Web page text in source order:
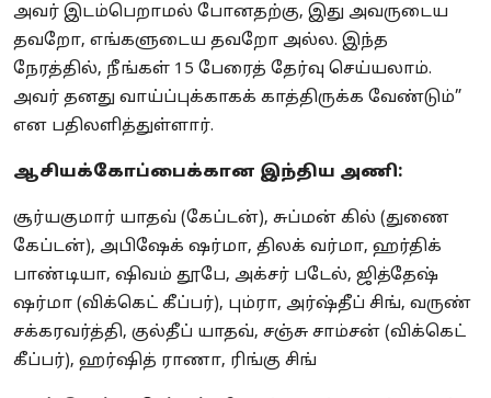
அவர் இடம்பெறாமல் போனதற்கு, இது அவருடைய
தவறோ, எங்களுடைய தவறோ அல்ல. இந்த
நேரத்தில், நீங்கள் 15 பேரைத் தேர்வு செய்யலாம்.
அவர் தனது வாய்ப்புக்காகக் காத்திருக்க வேண்டும்”
என பதிலளித்துள்ளார்.
ஆசியக்கோப்பைக்கான இந்திய அணி:
சூர்யகுமார் யாதவ் (கேப்டன்), சுப்மன் கில் (துணை
கேப்டன்), அபிஷேக் ஷர்மா, திலக் வர்மா, ஹர்திக்
பாண்டியா, ஷிவம் தூபே, அக்சர் படேல், ஜித்தேஷ்
ஷர்மா (விக்கெட் கீப்பர்), பும்ரா, அர்ஷ்தீப் சிங், வருண்
சக்கரவர்த்தி, குல்தீப் யாதவ், சஞ்சு சாம்சன் (விக்கெட்
கீப்பர்), ஹர்ஷித் ராணா, ரிங்கு சிங்